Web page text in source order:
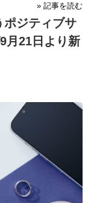
» 記事を読む
ポジティブサ
月21日より新